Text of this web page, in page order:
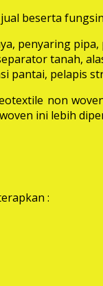
beserta
penyaring
tanah,
pantai, pelapis
non
ini lebih
: